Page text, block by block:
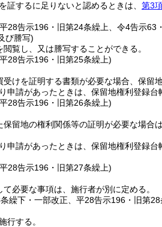
証するに足りないと認めるときは、 第3
28告示196・旧第24条繰上、令4告示63
び謄写)
覧し、又は謄写することができる。
28告示196・旧第25条繰上)
受けを証明する書類が必要な場合、保留
申請があったときは、保留地権利登録
28告示196・旧第26条繰上)
保留地の権利関係等の証明が必要な場合
申請があったときは、保留地権利登録
28告示196・旧第27条繰上)
必要な事項は、施行者が別に定める。
繰下・一部改正、平28告示196・旧第28
行する。